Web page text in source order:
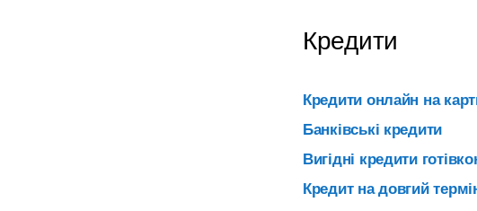
Кредити
Кредити онлайн на
Банківські кредити
Вигідні кредити
Кредит на довгий